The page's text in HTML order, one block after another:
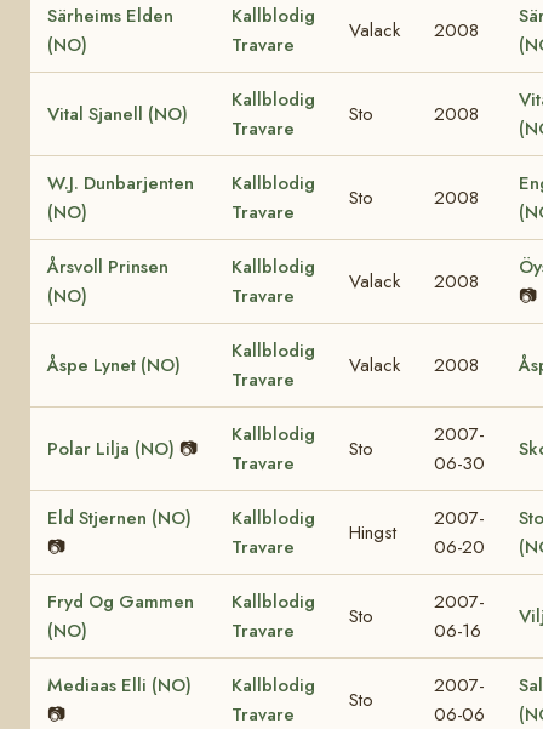
Särheims Elden
(NO)
Kallblodig
Travare
Valack 2008
Vital Sjanell (NO)
Kallblodig
Travare
Sto 2008
W.J. Dunbarjenten
(NO)
Kallblodig
Travare
Sto 2008
Årsvoll Prinsen
(NO)
Kallblodig
Travare
Valack 2008
📷
Åspe Lynet (NO)
Kallblodig
Travare
Valack 2008
Polar Lilja (NO) 📷
Kallblodig
Travare
Sto
2007-
06-30
Eld Stjernen (NO)
📷
Kallblodig
Travare
Hingst
2007-
06-20
Fryd Og Gammen
(NO)
Kallblodig
Travare
Sto
2007-
06-16
Mediaas Elli (NO)
📷
Kallblodig
Travare
Sto
2007-
06-06